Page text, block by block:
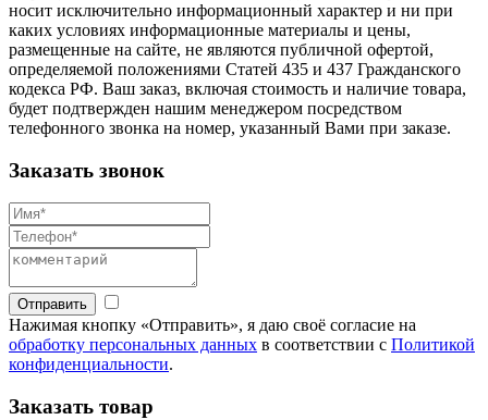
носит исключительно информационный характер и ни при
каких условиях информационные материалы и цены,
размещенные на сайте, не являются публичной офертой,
определяемой положениями Статей 435 и 437 Гражданского
кодекса РФ. Ваш заказ, включая стоимость и наличие товара,
будет подтвержден нашим менеджером посредством
телефонного звонка на номер, указанный Вами при заказе.
Заказать звонок
Отправить
Нажимая кнопку «Отправить», я даю своё согласие на
обработку персональных данных в соответствии с Политикой
конфиденциальности.
Заказать товар